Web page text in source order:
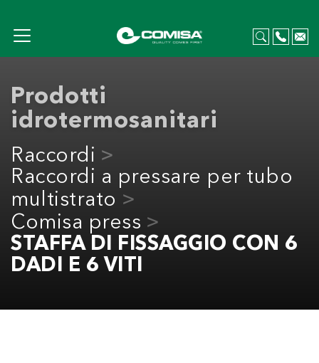
Prodotti
idrotermosanitari
Raccordi
Raccordi a pressare per tubo
multistrato
Comisa press
STAFFA DI FISSAGGIO CON 6
DADI E 6 VITI